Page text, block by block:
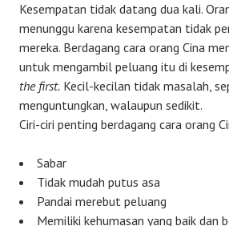
Kesempatan tidak datang dua kali.
menunggu karena kesempatan tidak
mereka. Berdagang cara orang Cina
untuk mengambil peluang itu di
the first. Kecil-kecilan tidak masalah,
menguntungkan, walaupun sedikit.
Ciri-ciri penting berdagang cara orang
Sabar
Tidak mudah putus asa
Pandai merebut peluang
Memiliki kehumasan yang baik dan